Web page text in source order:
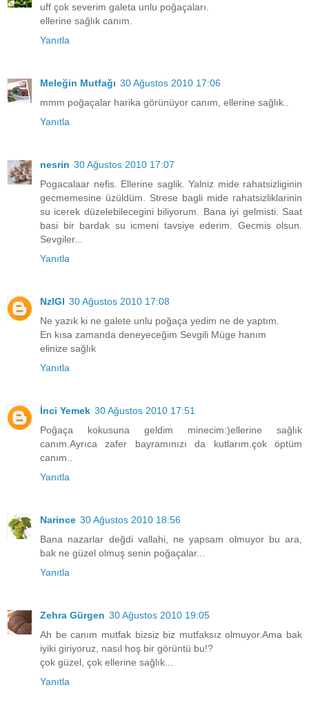
uff çok severim galeta unlu poğaçaları.
ellerine sağlık canım.
Yanıtla
Meleğin Mutfağı 30 Ağustos 2010 17:06
mmm poğaçalar harika görünüyor canım, ellerine sağlık..
Yanıtla
nesrin 30 Ağustos 2010 17:07
Pogacalaar nefis. Ellerine saglik. Yalniz mide rahatsizliginin
gecmemesine üzüldüm. Strese bagli mide rahatsizliklarinin
su icerek düzelebilecegini biliyorum. Bana iyi gelmisti. Saat
basi bir bardak su icmeni tavsiye ederim. Gecmis olsun.
Sevgiler...
Yanıtla
NzlGl 30 Ağustos 2010 17:08
Ne yazık ki ne galete unlu poğaça yedim ne de yaptım.
En kısa zamanda deneyeceğim Sevgili Müge hanım
elinize sağlık
Yanıtla
İnci Yemek 30 Ağustos 2010 17:51
Poğaça kokusuna geldim minecim:)ellerine sağlık
canım.Ayrıca zafer bayramınızı da kutlarım.çok öptüm
canım..
Yanıtla
Narince 30 Ağustos 2010 18:56
Bana nazarlar değdi vallahi, ne yapsam olmuyor bu ara,
bak ne güzel olmuş senin poğaçalar...
Yanıtla
Zehra Gürgen 30 Ağustos 2010 19:05
Ah be canım mutfak bizsiz biz mutfaksız olmuyor.Ama bak
iyiki giriyoruz, nasıl hoş bir görüntü bu!?
çok güzel, çok ellerine sağlık...
Yanıtla